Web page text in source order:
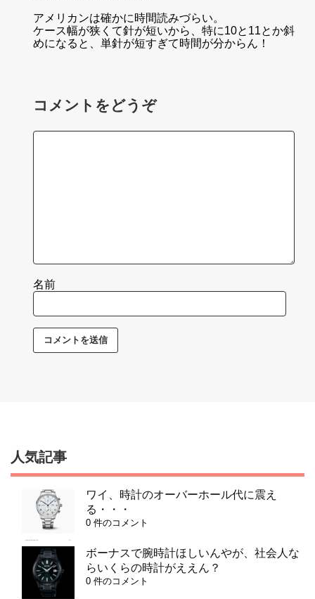
アメリカンは確かに時間読みづらい。
ケース幅が狭くて針が短いから、特に10と11とか斜
めになると、単針が短すぎて時間が分からん！
コメントをどうぞ
名前
人気記事
ワイ、時計のオーバーホール代に震え
る・・・
0 件のコメント
ボーナスで腕時計ほしいんやが、社会人な
らいくらの時計がええん？
0 件のコメント